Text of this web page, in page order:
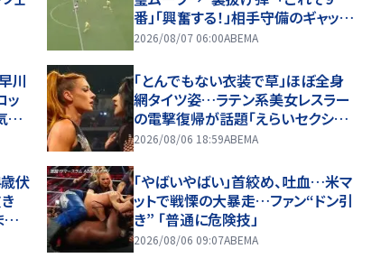
番」「興奮する！」相手守備のギャップ
を狙う”斜めの抜け出し”
2026/08/07 06:00ABEMA
川
ッ
が
「とんでもない衣装で草」ほぼ全身
網タイツ姿…ラテン系美女レスラー
の電撃復帰が話題「えらいセクシ
ー」
2026/08/06 18:59ABEMA
歳伏
「やばいやばい」首絞め、吐血…米マ
ットで戦慄の大暴走…ファン“ドン引
き” 「普通に危険技」
2026/08/06 09:07ABEMA